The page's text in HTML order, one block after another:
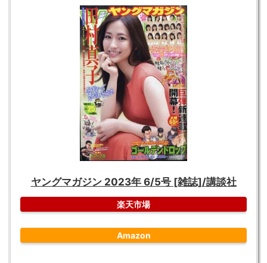
ヤングマガジン 2023年 6/5号 [雑誌]/講談社
楽天市場
Amazon